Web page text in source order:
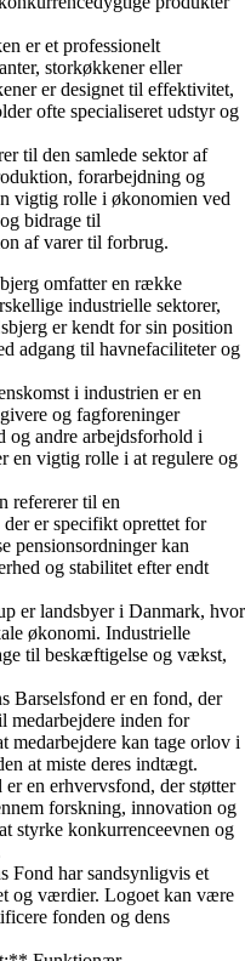
er et professionelt
storkøkkener eller
er designet til effektivitet,
ofte specialiseret udstyr og
til den samlede sektor af
forarbejdning og
vigtig rolle i økonomien ved
bidrage til
af varer til forbrug.
omfatter en række
industrielle sektorer,
er kendt for sin position
adgang til havnefaciliteter og
i industrien er en
og fagforeninger
og andre arbejdsforhold i
en vigtig rolle i at regulere og
refererer til en
er specifikt oprettet for
pensionsordninger kan
og stabilitet efter endt
er landsbyer i Danmark, hvor
økonomi. Industrielle
til beskæftigelse og vækst,
Barselsfond er en fond, der
medarbejdere inden for
medarbejdere kan tage orlov i
at miste deres indtægt.
en erhvervsfond, der støtter
forskning, innovation og
styrke konkurrenceevnen og
har sandsynligvis et
og værdier. Logoet kan være
fonden og dens